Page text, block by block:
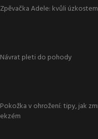
Zpěvačka Adele: kvůli
Návrat pleti do pohody
Pokožka v ohrožení: tipy, jak
ekzém